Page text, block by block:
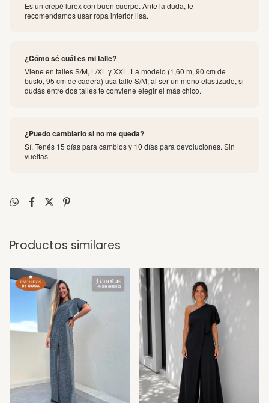
Es un crepé lurex con buen cuerpo. Ante la duda, te
recomendamos usar ropa interior lisa.
¿Cómo sé cuál es mi talle?
Viene en talles S/M, L/XL y XXL. La modelo (1,60 m, 90 cm de
busto, 95 cm de cadera) usa talle S/M; al ser un mono elastizado, si
dudás entre dos talles te conviene elegir el más chico.
¿Puedo cambiarlo si no me queda?
Sí. Tenés 15 días para cambios y 10 días para devoluciones. Sin
vueltas.
Productos similares